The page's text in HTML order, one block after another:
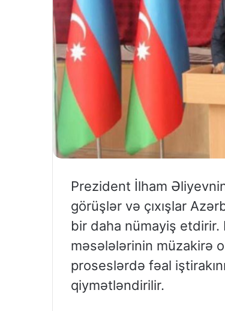
Prezident İlham
görüşlər və çıxışlar
bir daha nümayiş etdirir.
məsələlərinin müzakirə
proseslərdə fəal
qiymətləndirilir.